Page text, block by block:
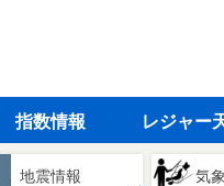
指数情報 レジャー
地震情報 気